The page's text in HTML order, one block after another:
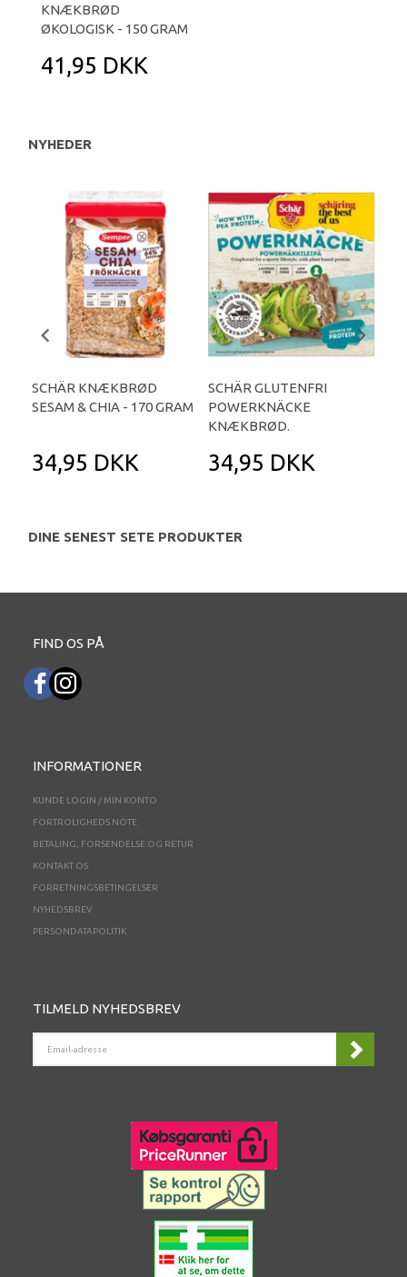
KNÆKBRØD
ØKOLOGISK - 150 GRAM
41,95 DKK
NYHEDER
SCHÄR KNÆKBRØD
SESAM & CHIA - 170 GRAM
34,95 DKK
SCHÄR GLUTENFRI
POWERKNÄCKE
KNÆKBRØD.
34,95 DKK
DINE SENEST SETE PRODUKTER
FIND OS PÅ
INFORMATIONER
KUNDE LOGIN / MIN KONTO
FORTROLIGHEDS NOTE
BETALING, FORSENDELSE OG RETUR
KONTAKT OS
FORRETNINGSBETINGELSER
NYHEDSBREV
PERSONDATAPOLITIK
TILMELD NYHEDSBREV
ADRESSE